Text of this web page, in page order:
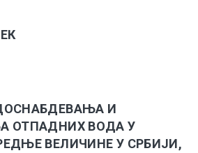
И
ОТПАДНИХ ВОДА У
ВЕЛИЧИНЕ У СРБИЈИ,